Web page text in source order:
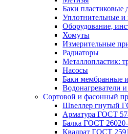
Баки пластиковые
Уплотнительные
Оборудование,
Хомуты
Измерительные
Радиаторы
Металлопластик:
Насосы
Баки мембранные
Водонагреватели
Сортовой и фасонный
Швеллер гнутый
Арматура ГОСТ
Балка ГОСТ
Квадрат ГОСТ